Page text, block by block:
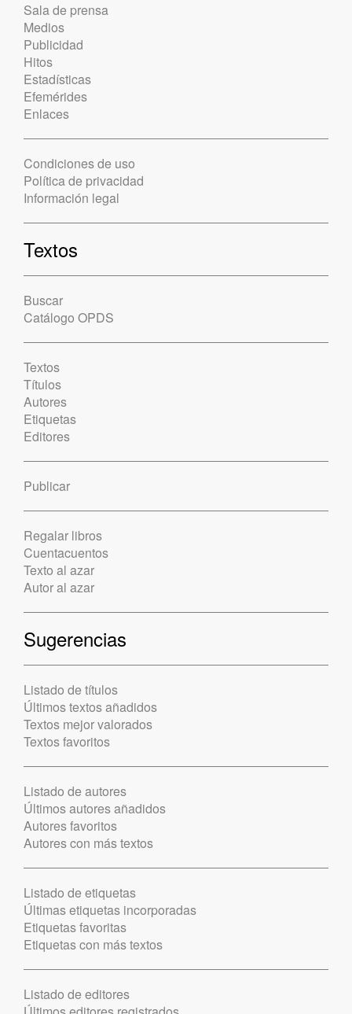
Sala de prensa
Medios
Publicidad
Hitos
Estadísticas
Efemérides
Enlaces
Condiciones de uso
Política de privacidad
Información legal
Textos
Buscar
Catálogo OPDS
Textos
Títulos
Autores
Etiquetas
Editores
Publicar
Regalar libros
Cuentacuentos
Texto al azar
Autor al azar
Sugerencias
Listado de títulos
Últimos textos añadidos
Textos mejor valorados
Textos favoritos
Listado de autores
Últimos autores añadidos
Autores favoritos
Autores con más textos
Listado de etiquetas
Últimas etiquetas incorporadas
Etiquetas favoritas
Etiquetas con más textos
Listado de editores